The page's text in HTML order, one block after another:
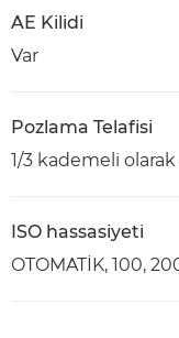
AE Kilidi
Var
Pozlama Telafisi
1/3 kademeli olarak
ISO hassasiyeti
OTOMATİK, 100,